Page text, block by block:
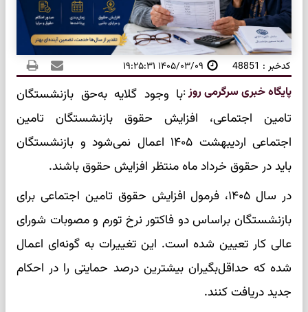
کدخبر : 48851 ۱۴۰۵/۰۳/۰۹ ۱۹:۲۵:۳۱
پایگاه خبری سرگرمی روز:با وجود گلایه به‌حق بازنشستگان
تامین اجتماعی، افزایش حقوق بازنشستگان تامین
اجتماعی اردیبهشت ۱۴۰۵ اعمال نمی‌شود و بازنشستگان
باید در حقوق خرداد ماه منتظر افزایش حقوق باشند.
در سال ۱۴۰۵، فرمول افزایش حقوق تامین اجتماعی برای
بازنشستگان براساس دو فاکتور نرخ تورم و مصوبات شورای
عالی کار تعیین شده است. این تغییرات به گونه‌ای اعمال
شده که حداقل‌بگیران بیشترین درصد حمایتی را در احکام
جدید دریافت کنند.